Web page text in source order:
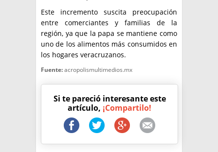
Este incremento suscita preocupación
entre comerciantes y familias de la
región, ya que la papa se mantiene como
uno de los alimentos más consumidos en
los hogares veracruzanos.
Fuente:acropolismultimedios.mx
Si te pareció interesante este
artículo, ¡Compartilo!